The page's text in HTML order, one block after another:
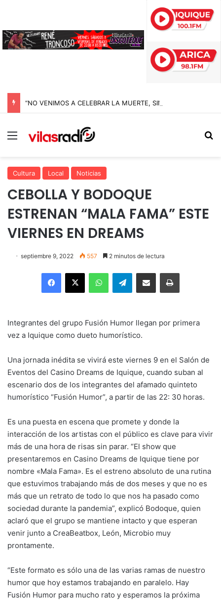
Menú
Cultura Local Noticias
CEBOLLA Y BODOQUE
ESTRENAN “MALA FAMA” ESTE
VIERNES EN DREAMS
septiembre 9, 2022 557 2 minutos de lectura
Facebook
X WhatsAppTelegramEnviar vía email Imprimir
Integrantes del grupo Fusión Humor llegan por primera
vez a Iquique como dueto humorístico.
Una jornada inédita se vivirá este viernes 9 en el Salón de
Eventos del Casino Dreams de Iquique, cuando suban al
escenario dos de los integrantes del afamado quinteto
humorístico “Fusión Humor”, a partir de las 22: 30 horas.
Es una puesta en escena que promete y donde la
interacción de los artistas con el público es clave para vivir
más de una hora de risas sin parar. “El show que
presentaremos en Casino Dreams de Iquique tiene por
nombre «Mala Fama». Es el estreno absoluto de una rutina
que estuvimos trabajando más de dos meses y que no es
más que un retrato de todo lo que nos ha pasado como
sociedad durante la pandemia”, explicó Bodoque, quien
aclaró que el grupo se mantiene intacto y que esperan
venir junto a CreaBeatbox, León, Microbio muy
prontamente.
“Este formato es sólo una de las varias ramas de nuestro
humor que hoy estamos trabajando en paralelo. Hay
Fusión Humor para mucho rato y esperamos la próxima